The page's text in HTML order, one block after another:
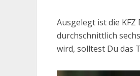
Ausgelegt ist die KFZ
durchschnittlich
wird, solltest Du das